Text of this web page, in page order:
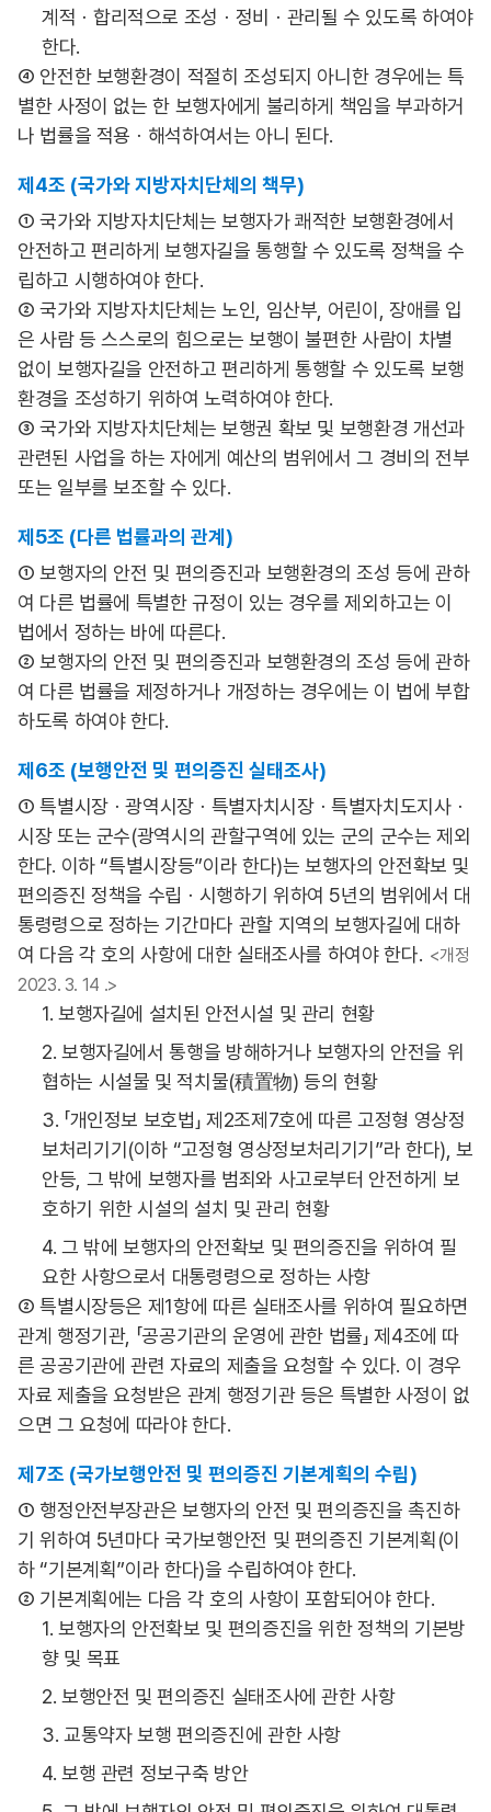
계적ㆍ합리적으로 조성ㆍ정비ㆍ관리될 수 있도록 하여야
한다.
④ 안전한 보행환경이 적절히 조성되지 아니한 경우에는 특
별한 사정이 없는 한 보행자에게 불리하게 책임을 부과하거
나 법률을 적용ㆍ해석하여서는 아니 된다.
제4조 (국가와 지방자치단체의 책무)
① 국가와 지방자치단체는 보행자가 쾌적한 보행환경에서
안전하고 편리하게 보행자길을 통행할 수 있도록 정책을 수
립하고 시행하여야 한다.
② 국가와 지방자치단체는 노인, 임산부, 어린이, 장애를 입
은 사람 등 스스로의 힘으로는 보행이 불편한 사람이 차별
없이 보행자길을 안전하고 편리하게 통행할 수 있도록 보행
환경을 조성하기 위하여 노력하여야 한다.
③ 국가와 지방자치단체는 보행권 확보 및 보행환경 개선과
관련된 사업을 하는 자에게 예산의 범위에서 그 경비의 전부
또는 일부를 보조할 수 있다.
제5조 (다른 법률과의 관계)
① 보행자의 안전 및 편의증진과 보행환경의 조성 등에 관하
여 다른 법률에 특별한 규정이 있는 경우를 제외하고는 이
법에서 정하는 바에 따른다.
② 보행자의 안전 및 편의증진과 보행환경의 조성 등에 관하
여 다른 법률을 제정하거나 개정하는 경우에는 이 법에 부합
하도록 하여야 한다.
제6조 (보행안전 및 편의증진 실태조사)
① 특별시장ㆍ광역시장ㆍ특별자치시장ㆍ특별자치도지사ㆍ
시장 또는 군수(광역시의 관할구역에 있는 군의 군수는 제외
한다. 이하 “특별시장등”이라 한다)는 보행자의 안전확보 및
편의증진 정책을 수립ㆍ시행하기 위하여 5년의 범위에서 대
통령령으로 정하는 기간마다 관할 지역의 보행자길에 대하
여 다음 각 호의 사항에 대한 실태조사를 하여야 한다. <개정
2023. 3. 14 .>
1. 보행자길에 설치된 안전시설 및 관리 현황
2. 보행자길에서 통행을 방해하거나 보행자의 안전을 위
협하는 시설물 및 적치물(積置物) 등의 현황
3. 「개인정보 보호법」 제2조제7호에 따른 고정형 영상정
보처리기기(이하 “고정형 영상정보처리기기”라 한다), 보
안등, 그 밖에 보행자를 범죄와 사고로부터 안전하게 보
호하기 위한 시설의 설치 및 관리 현황
4. 그 밖에 보행자의 안전확보 및 편의증진을 위하여 필
요한 사항으로서 대통령령으로 정하는 사항
② 특별시장등은 제1항에 따른 실태조사를 위하여 필요하면
관계 행정기관, 「공공기관의 운영에 관한 법률」 제4조에 따
른 공공기관에 관련 자료의 제출을 요청할 수 있다. 이 경우
자료 제출을 요청받은 관계 행정기관 등은 특별한 사정이 없
으면 그 요청에 따라야 한다.
제7조 (국가보행안전 및 편의증진 기본계획의 수립)
① 행정안전부장관은 보행자의 안전 및 편의증진을 촉진하
기 위하여 5년마다 국가보행안전 및 편의증진 기본계획(이
하 “기본계획”이라 한다)을 수립하여야 한다.
② 기본계획에는 다음 각 호의 사항이 포함되어야 한다.
1. 보행자의 안전확보 및 편의증진을 위한 정책의 기본방
향 및 목표
2. 보행안전 및 편의증진 실태조사에 관한 사항
3. 교통약자 보행 편의증진에 관한 사항
4. 보행 관련 정보구축 방안